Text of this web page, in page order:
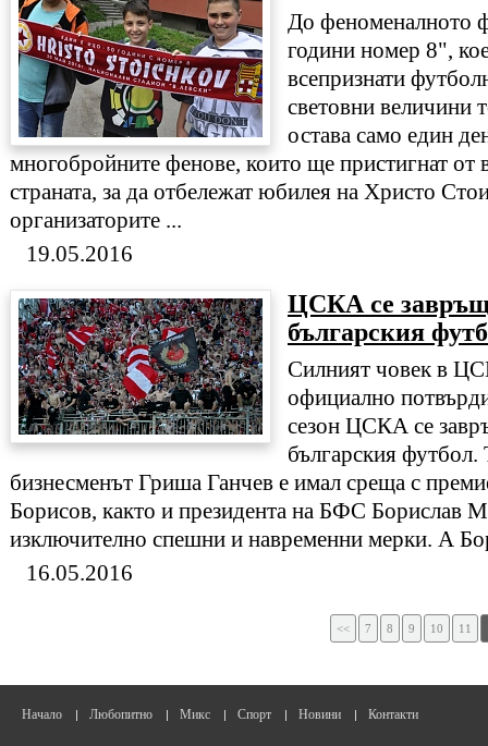
До феноменалното
години номер 8",
всепризнати
световни величини
остава само един
многобройните фенове, които ще пристигнат от
страната, за да отбележат юбилея на Христо
организаторите ...
19.05.2016
ЦСКА се
българския
Силният човек в
официално
сезон ЦСКА се
българския футбол.
бизнесменът Гриша Ганчев е имал среща с
Борисов, както и президента на БФС Борислав
изключително спешни и навременни мерки. А
16.05.2016
<< 7 8 9 10 11
Начало Любопитно Микс Спорт Новини Контакти